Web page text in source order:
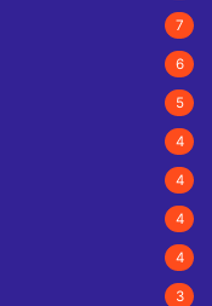
7
6
5
4
4
4
4
3